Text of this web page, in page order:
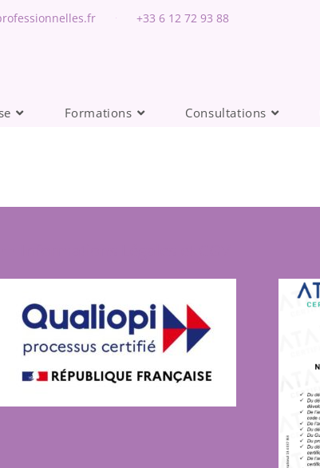
+33 6 12 72 93 88
Formations Consultations